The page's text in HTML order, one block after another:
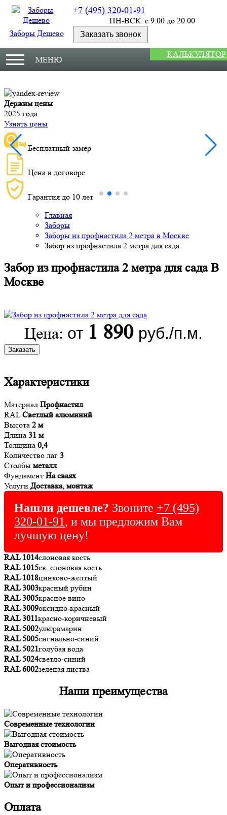
Заборы Дешево
+7 (495) 320-01-91
ПН-ВСК: с 9:00 до 20:00
Заказать звонок
МЕНЮ
КАЛЬКУЛЯТОР
Держим цены
2025 года
Узнать цены
Бесплатный замер
Цена в договоре
Гарантия до 10 лет
Главная
Заборы
Заборы из профнастила 2 метра в Москве
Забор из профнастила 2 метра для сада
Забор из профнастила 2 метра для сада В
Москве
Цена: от 1 890 руб./п.м.
Заказать
Характеристики
Материал Профнастил
RALСветлый алюминий
Высота 2 м
Длина 31 м
Толщина 0,4
Количество лаг 3
Столбы металл
Фундамент На сваях
Услуги Доставка, монтаж
Нашли дешевле? Звоните +7 (495)
320-01-91, и мы предложим Вам
лучшую цену!
RAL 1014слоновая кость
RAL 1015св. слоновая кость
RAL 1018цинково-желтый
RAL 3003красный рубин
RAL 3005красное вино
RAL 3009оксидно-красный
RAL 3011красно-коричневый
RAL 5002ультрамарин
RAL 5005сигнально-синий
RAL 5021голубая вода
RAL 5024светло-синий
RAL 6002зеленая листва
Наши преимущества
Современные технологии
Выгодная стоимость
Оперативность
Опыт и профессионализм
Оплата